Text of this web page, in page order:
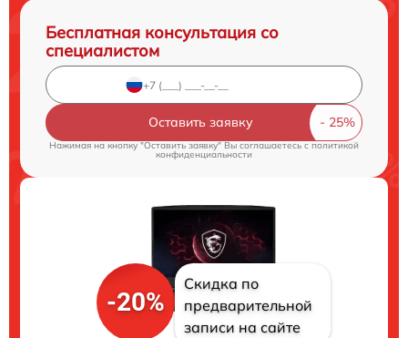
Бесплатная консультация со
специалистом
Оставить заявку
Нажимая на кнопку "Оставить заявку" Вы соглашаетесь cполитикой
конфиденциальности
-20%
Скидка по
предварительной
записи на сайте